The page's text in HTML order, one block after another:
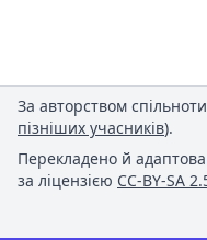
За авторством
пізніших учасників).
Перекладено й
за ліцензією CC-BY-SA